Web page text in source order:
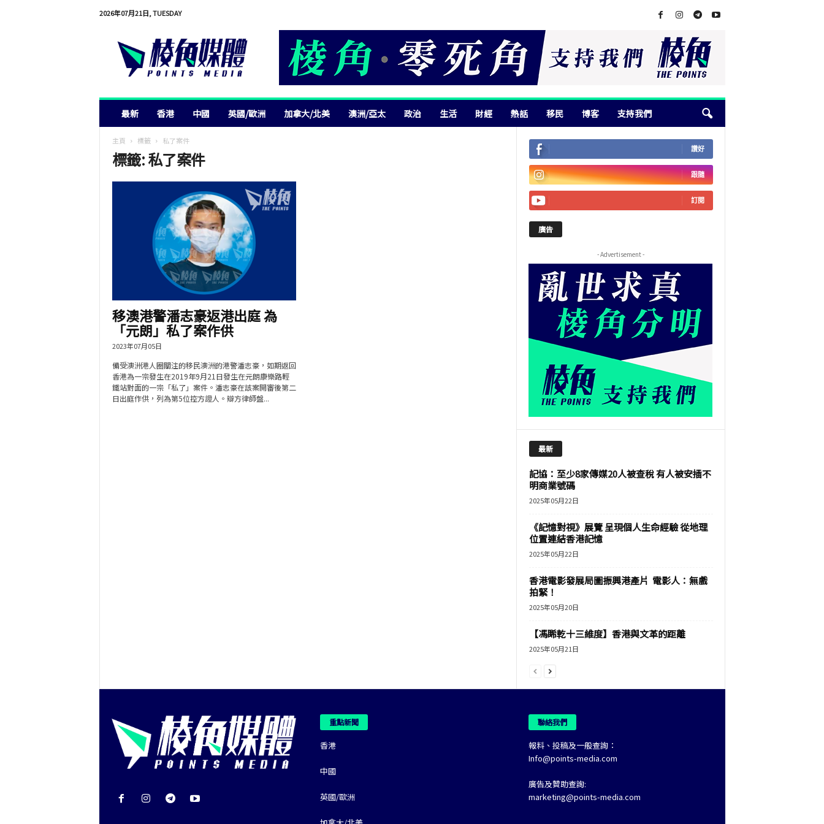
2026年07月21日, TUESDAY
最新 香港 中國 英國/歐洲 加拿大/北美 澳洲/亞太 政治 生活 財經 熱話 移民 博客 支持我們
主頁 標籤 私了案件
標籤: 私了案件
移澳港警潘志豪返港出庭 為
「元朗」私了案作供
2023年07月05日
備受澳洲港人圈關注的移民澳洲的港警潘志豪，如期返回
香港為一宗發生在2019年9月21日發生在元朗康樂路輕
鐵站對面的一宗「私了」案件。潘志豪在該案開審後第二
日出庭作供，列為第5位控方證人。辯方律師盤...
讚好
跟隨
訂閱
廣告
- Advertisement -
最新
記協：至少8家傳媒20人被查稅 有人被安插不
明商業號碼
2025年05月22日
《記憶對視》展覽 呈現個人生命經驗 從地理
位置連結香港記憶
2025年05月22日
香港電影發展局圖振興港產片 電影人：無戲
拍緊！
2025年05月20日
【馮睎乾十三維度】香港與文革的距離
2025年05月21日
重點新聞
香港
中國
英國/歐洲
聯絡我們
報料、投稿及一般查詢：
Info@points-media.com
廣告及贊助查詢:
marketing@points-media.com